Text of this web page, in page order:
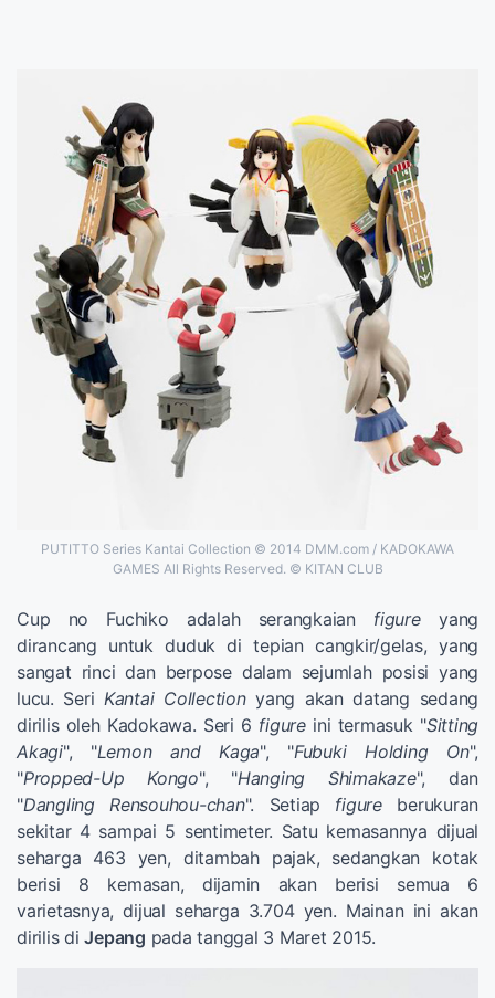
PUTITTO Series Kantai Collection © 2014 DMM.com / KADOKAWA
GAMES All Rights Reserved. © KITAN CLUB
Cup no Fuchiko adalah serangkaian figureyang
dirancang untuk duduk di tepian cangkir/gelas, yang
sangat rinci dan berpose dalam sejumlah posisi yang
lucu. Seri Kantai Collectionyang akan datang sedang
dirilis oleh Kadokawa. Seri 6 figureini termasuk "Sitting
Akagi", "Lemon and Kaga", "Fubuki Holding On",
"Propped-Up Kongo", "Hanging Shimakaze", dan
"Dangling Rensouhou-chan". Setiap figureberukuran
sekitar 4 sampai 5 sentimeter. Satu kemasannya dijual
seharga 463 yen, ditambah pajak, sedangkan kotak
berisi 8 kemasan, dijamin akan berisi semua 6
varietasnya, dijual seharga 3.704 yen. Mainan ini akan
dirilis diJepang pada tanggal 3 Maret 2015.